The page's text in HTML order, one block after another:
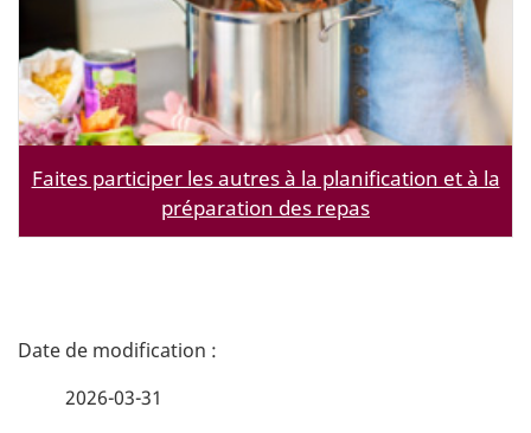
Faites participer les autres à la planification et à la
préparation des repas
D
2026-03-31